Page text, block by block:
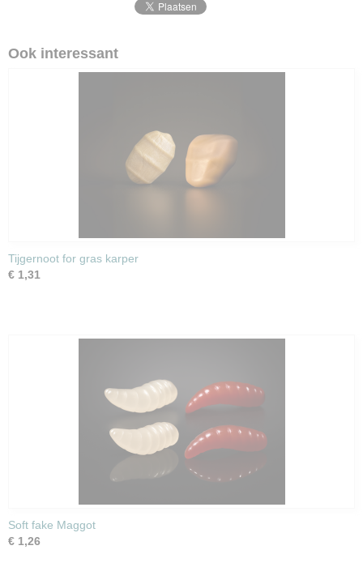
Ook interessant
Tijgernoot for gras karper
€ 1,31
Soft fake Maggot
€ 1,26